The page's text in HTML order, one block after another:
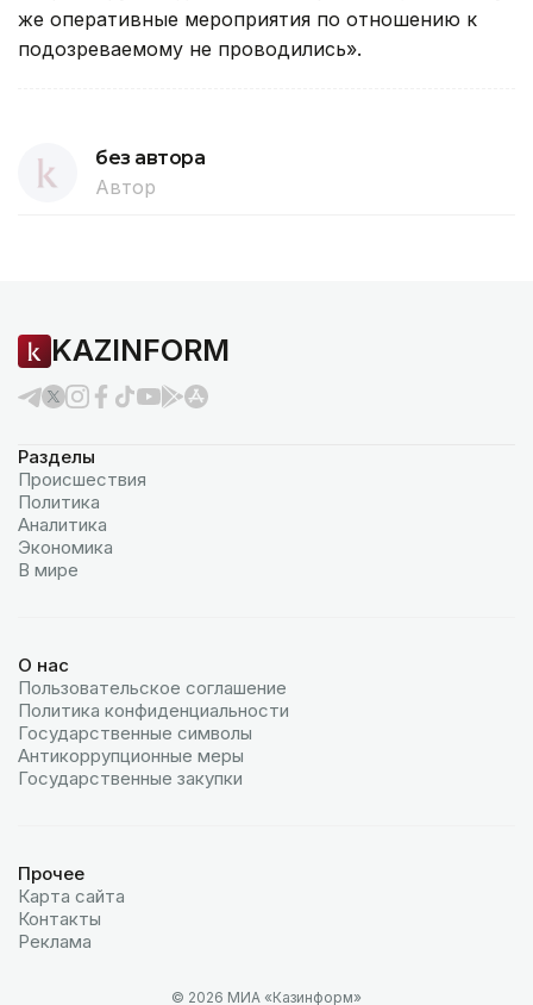
же оперативные мероприятия по отношению к
подозреваемому не проводились».
без автора
Автор
KAZINFORM
Разделы
Происшествия
Политика
Аналитика
Экономика
В мире
О нас
Пользовательское соглашение
Политика конфиденциальности
Государственные символы
Антикоррупционные меры
Государственные закупки
Прочее
Карта сайта
Контакты
Реклама
© 2026 МИА «Казинформ»